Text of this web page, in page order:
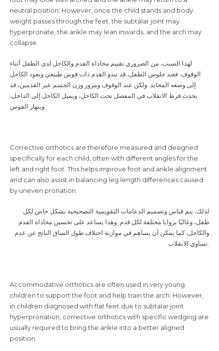
neutral position. However, once the child stands and body
weight passes through the feet, the subtalar joint may
hyperpronate, the ankle may lean inwards, and the arch may
collapse.
لهذا السبب، من الضروري تقييم محاذاة القدم والكاحل لدى الطفل أثناء
الوقوف. فعند جلوس الطفل، قد تبدو القدم ذات قوس طبيعي ويعود الكاحل
إلى وضعه المحايد. ولكن عند الوقوف ومرور وزن الجسم عبر القدمين، قد
يحدث فرط الانقلاب في المفصل تحت الكاحل، ويميل الكاحل إلى الداخل،
Corrective orthotics are therefore measured and designed
specifically for each child, often with different angles for the
left and right foot. This helps improve foot and ankle alignment
and can also assist in balancing leg length differences caused
by uneven pronation.
لذلك، يتم قياس وتصميم الدعامات التقويمية التصحيحية بشكل خاص لكل
طفل، وغالبًا بزوايا مختلفة لكل قدم. وهذا يساعد على تحسين محاذاة القدم
والكاحل، كما يمكن أن يساهم في موازنة اختلاف طول الساق الناتج عن عدم
Accommodative orthotics are often used in very young
children to support the foot and help train the arch. However,
in children diagnosed with flat feet due to subtalar joint
hyperpronation, corrective orthotics with specific wedging are
usually required to bring the ankle into a better aligned
position.